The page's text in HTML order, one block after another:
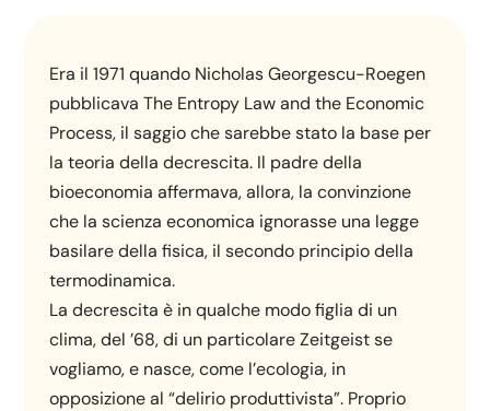
Era il 1971 quando Nicholas Georgescu-Roegen
pubblicava The Entropy Law and the Economic
Process, il saggio che sarebbe stato la base per
la teoria della decrescita. Il padre della
bioeconomia affermava, allora, la convinzione
che la scienza economica ignorasse una legge
basilare della fisica, il secondo principio della
termodinamica.
La decrescita è in qualche modo figlia di un
clima, del ’68, di un particolare Zeitgeist se
vogliamo, e nasce, come l’ecologia, in
opposizione al “delirio produttivista”. Proprio